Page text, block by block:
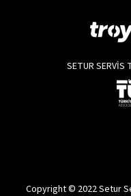
SETUR SERVİS
Copyright © 2022 Setur